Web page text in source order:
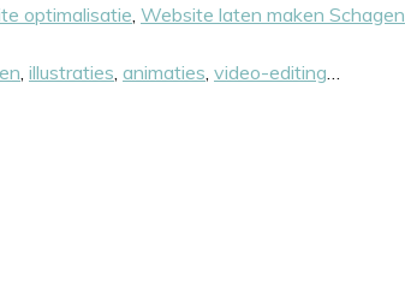
optimalisatie Website laten maken Schagen
illustraties animaties video-editing